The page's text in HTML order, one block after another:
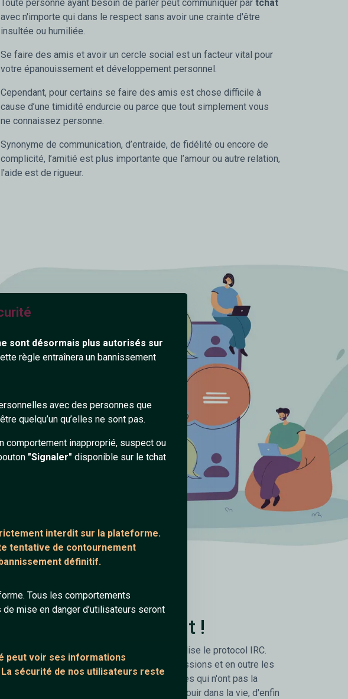
sont désormais plus autorisés sur
règle entraînera un bannissement
avec des personnes que
quelqu’un qu’elles ne sont pas.
comportement inapproprié, suspect ou
"Signaler" disponible sur le tchat
interdit sur la plateforme.
tentative de contournement
définitif.
Tous les comportements
mise en danger d’utilisateurs seront
peut voir ses informations
sécurité de nos utilisateurs reste
Toute personne ayant besoin de parler peut communiquer par tchat
avec n'importe qui dans le respect sans avoir une crainte d'être
insultée ou humiliée.
Se faire des amis et avoir un cercle social est un facteur vital pour
votre épanouissement et développement personnel.
Cependant, pour certains se faire des amis est chose difficile à
cause d’une timidité endurcie ou parce que tout simplement vous
ne connaissez personne.
Synonyme de communication, d’entraide, de fidélité ou encore de
complicité, l’amitié est plus importante que l’amour ou autre relation,
l'aide est de rigueur.
Tchatter gratuitement !
Un site sans inscription de chat gratuit qui utilise le protocol IRC.
Qui permet de rendre instantanées les discussions et en outre les
rencontres. Notre site permet à des personnes qui n'ont pas la
chance de pouvoir se rencontrer et de s'épanouir dans la vie, d'enfin